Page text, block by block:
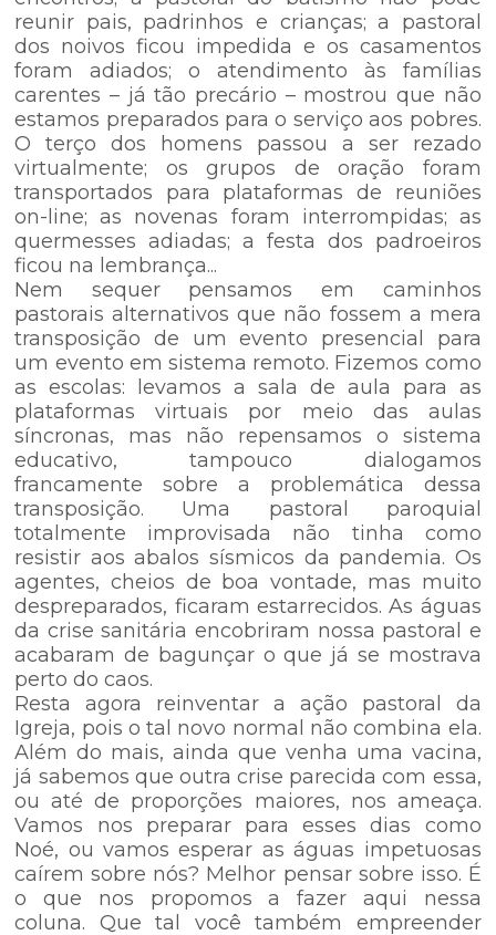
reunir pais, padrinhos e crianças; a pastoral
dos noivos ficou impedida e os casamentos
foram adiados; o atendimento às famílias
carentes – já tão precário – mostrou que não
estamos preparados para o serviço aos pobres.
O terço dos homens passou a ser rezado
virtualmente; os grupos de oração foram
transportados para plataformas de reuniões
on-line; as novenas foram interrompidas; as
quermesses adiadas; a festa dos padroeiros
ficou na lembrança...
Nem sequer pensamos em caminhos
pastorais alternativos que não fossem a mera
transposição de um evento presencial para
um evento em sistema remoto. Fizemos como
as escolas: levamos a sala de aula para as
plataformas virtuais por meio das aulas
síncronas, mas não repensamos o sistema
educativo, tampouco dialogamos
francamente sobre a problemática dessa
transposição. Uma pastoral paroquial
totalmente improvisada não tinha como
resistir aos abalos sísmicos da pandemia. Os
agentes, cheios de boa vontade, mas muito
despreparados, ficaram estarrecidos. As águas
da crise sanitária encobriram nossa pastoral e
acabaram de bagunçar o que já se mostrava
perto do caos.
Resta agora reinventar a ação pastoral da
Igreja, pois o tal novo normal não combina ela.
Além do mais, ainda que venha uma vacina,
já sabemos que outra crise parecida com essa,
ou até de proporções maiores, nos ameaça.
Vamos nos preparar para esses dias como
Noé, ou vamos esperar as águas impetuosas
caírem sobre nós? Melhor pensar sobre isso. É
o que nos propomos a fazer aqui nessa
coluna. Que tal você também empreender